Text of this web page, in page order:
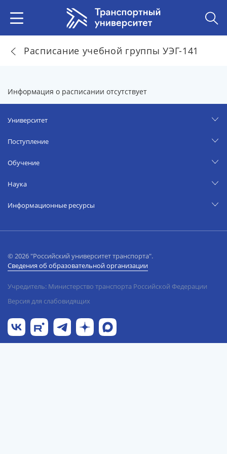
Расписание учебной группы УЭГ-141
Информация о расписании отсутствует
Университет
Поступление
Обучение
Наука
Информационные ресурсы
© 2026 "Российский университет транспорта".
Сведения об образовательной организации
Учредитель: Министерство транспорта Российской Федерации
Версия для слабовидящих